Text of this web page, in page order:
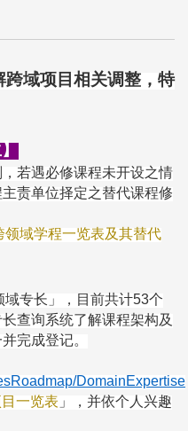
跨域项目相关调整，特
若遇必修课程未开设之情
责单位择定之替代课程修
领域学程一览表及其替代
专长」，目前共计53个
查询系统了解课程架构及
完成登记。
DomainExpertise
一览表 」，并依个人兴趣